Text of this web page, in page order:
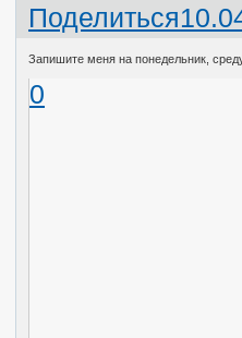
Поделиться
Запишите меня на понедельник,
0